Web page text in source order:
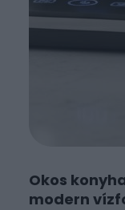
Okos
modern